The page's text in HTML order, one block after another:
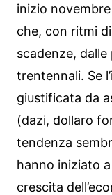
inizio
che, con ritmi
scadenze,
trentennali. Se
giustificata da
(dazi, dollaro
tendenza
hanno iniziato
crescita